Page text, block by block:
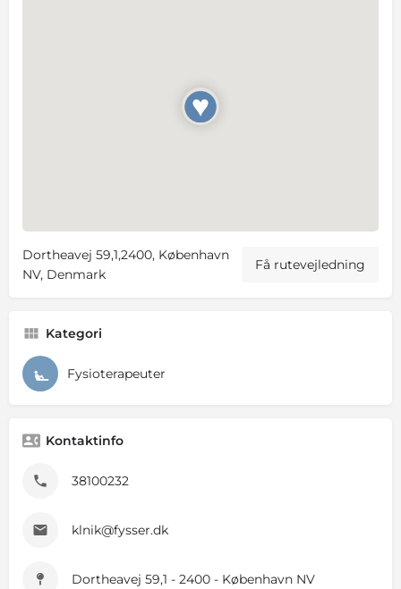
Dortheavej 59,1,2400, København
NV, Denmark
Få rutevejledning
Kategori
Fysioterapeuter
Kontaktinfo
38100232
klnik@fysser.dk
Dortheavej 59,1 - 2400 - København NV